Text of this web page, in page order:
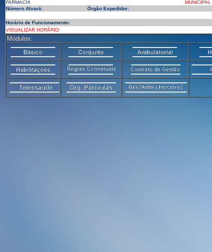
FARMACIA
MUNICIPAL
Número Alvará:
Órgão Expedidor:
Horário de Funcionamento:
VISUALIZAR HORÁRIO
Módulos: